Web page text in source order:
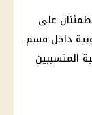
على
داخل قسم
المتسببين